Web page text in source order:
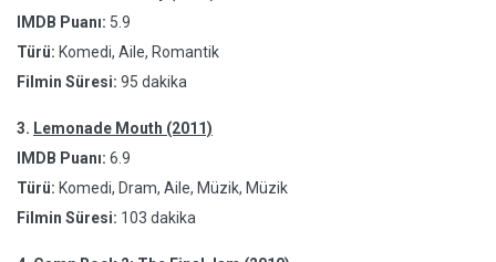
IMDB Puanı: 5.9
Türü: Komedi, Aile, Romantik
Filmin Süresi: 95 dakika
3. Lemonade Mouth (2011)
IMDB Puanı: 6.9
Türü: Komedi, Dram, Aile, Müzik, Müzik
Filmin Süresi: 103 dakika